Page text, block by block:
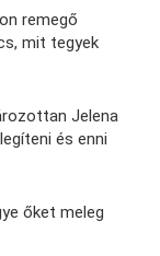
remegő
mit tegyek
Jelena
és enni
őket meleg